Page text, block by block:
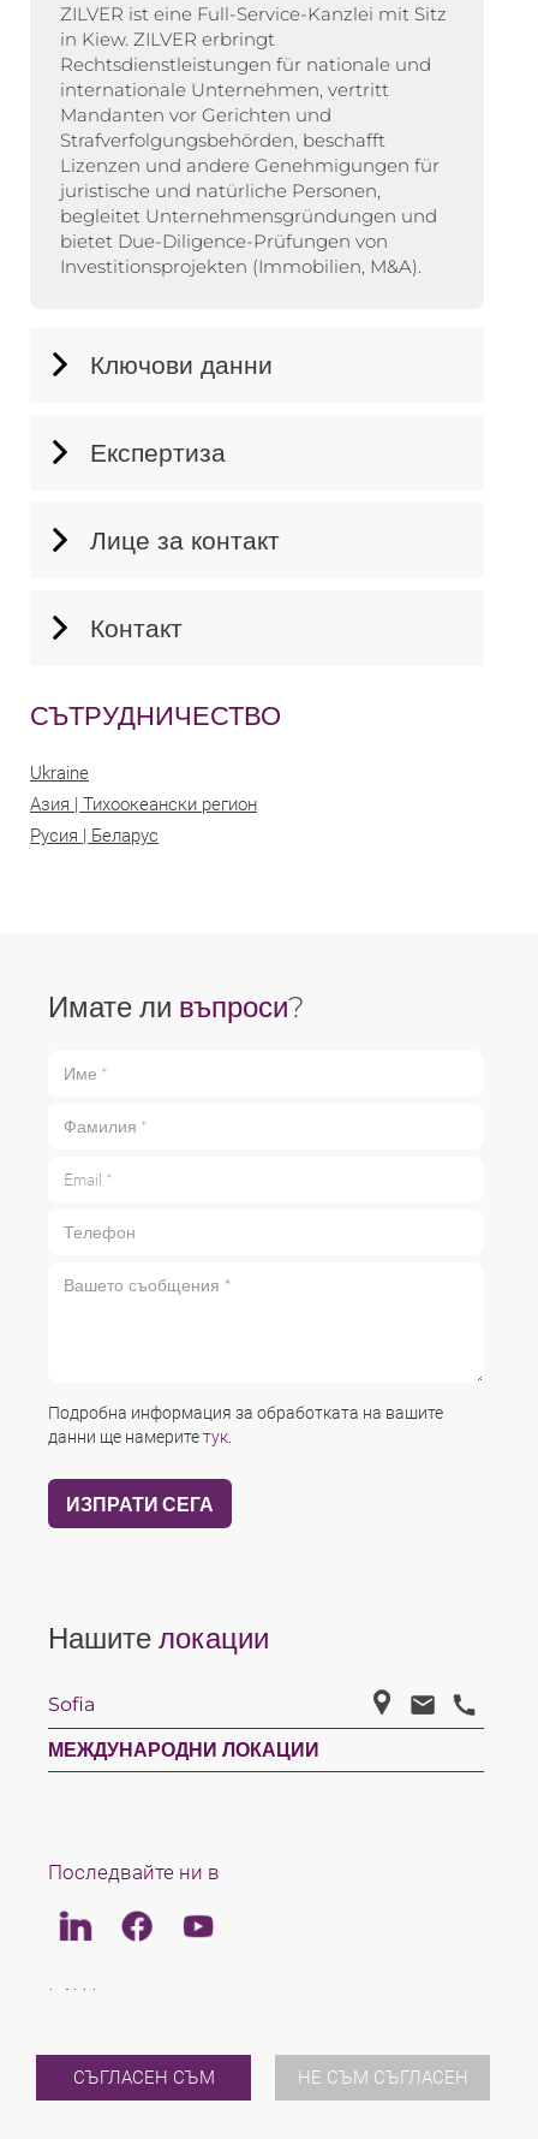
СЪГЛАСЕН СЪМ НЕ СЪМ СЪГЛАСЕН
ZILVER ist eine Full-Service-Kanzlei mit Sitz
in Kiew. ZILVER erbringt
Rechtsdienstleistungen für nationale und
internationale Unternehmen, vertritt
Mandanten vor Gerichten und
Strafverfolgungsbehörden, beschafft
Lizenzen und andere Genehmigungen für
juristische und natürliche Personen,
begleitet Unternehmensgründungen und
bietet Due-Diligence-Prüfungen von
Investitionsprojekten (Immobilien, M&A).
Ключови данни
Експертиза
Лице за контакт
Контакт
СЪТРУДНИЧЕСТВО
Ukraine
Азия | Тихоокеански регион
Русия | Беларус
Имате ли въпроси?
Подробна информация за обработката на вашите
данни ще намеритетук
Нашите локации
Sofia
МЕЖДУНАРОДНИ ЛОКАЦИИ
Последвайте ни в
LinkedinFacebookYoutube
LAW
ЗА НАС
В МЕЖДУНАРОДЕН МАЩАБ